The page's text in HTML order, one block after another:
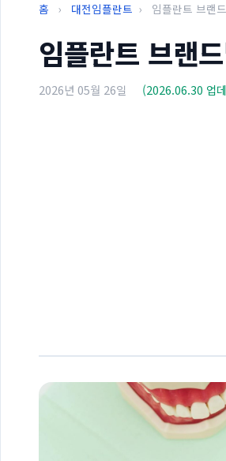
홈 › 대전임플란트 › 임플란트 브랜
임플란트 브랜
2026년 05월 26일 (2026.06.30 업